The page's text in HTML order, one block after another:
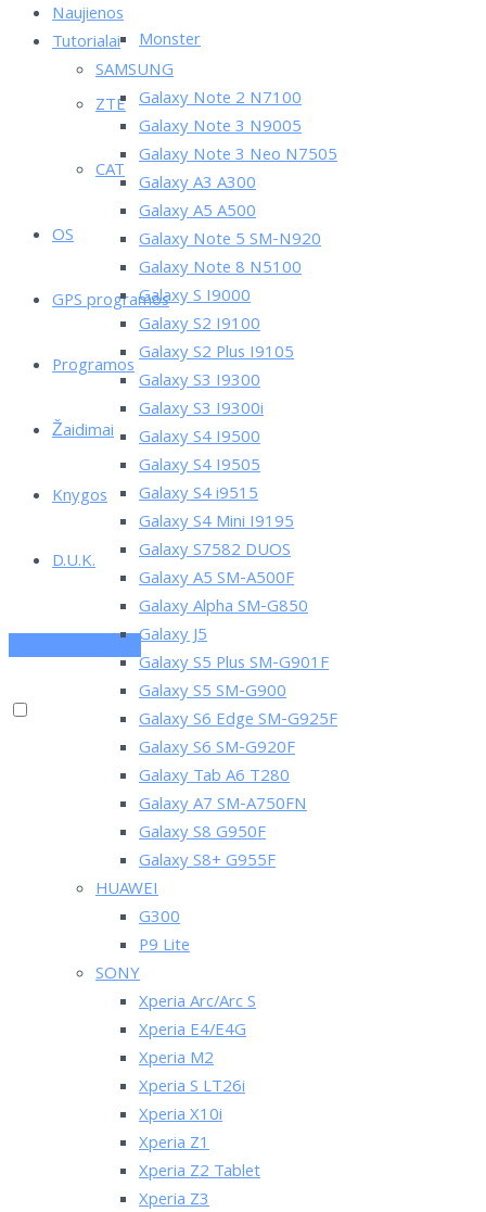
Monster
ZTE
CAT
OS
GPS programos
Programos
Žaidimai
Knygos
D.U.K.
PRENUMERUOK
Naujienos
Tutorialai
SAMSUNG
Galaxy Note 2 N7100
Galaxy Note 3 N9005
Galaxy Note 3 Neo N7505
Galaxy A3 A300
Galaxy A5 A500
Galaxy Note 5 SM-N920
Galaxy Note 8 N5100
Galaxy S I9000
Galaxy S2 I9100
Galaxy S2 Plus I9105
Galaxy S3 I9300
Galaxy S3 I9300i
Galaxy S4 I9500
Galaxy S4 I9505
Galaxy S4 i9515
Galaxy S4 Mini I9195
Galaxy S7582 DUOS
Galaxy A5 SM-A500F
Galaxy Alpha SM-G850
Galaxy J5
Galaxy S5 Plus SM-G901F
Galaxy S5 SM-G900
Galaxy S6 Edge SM-G925F
Galaxy S6 SM-G920F
Galaxy Tab A6 T280
Galaxy A7 SM-A750FN
Galaxy S8 G950F
Galaxy S8+ G955F
HUAWEI
G300
P9 Lite
SONY
Xperia Arc/Arc S
Xperia E4/E4G
Xperia M2
Xperia S LT26i
Xperia X10i
Xperia Z1
Xperia Z2 Tablet
Xperia Z3